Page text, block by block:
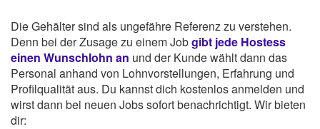
Die Gehälter sind als ungefähre Referenz zu verstehen.
Denn bei der Zusage zu einem Jobgibt jede Hostess
einen Wunschlohn an und der Kunde wählt dann das
Personal anhand von Lohnvorstellungen, Erfahrung und
Profilqualität aus. Du kannst dich kostenlos anmelden und
wirst dann bei neuen Jobs sofort benachrichtigt. Wir bieten
dir: